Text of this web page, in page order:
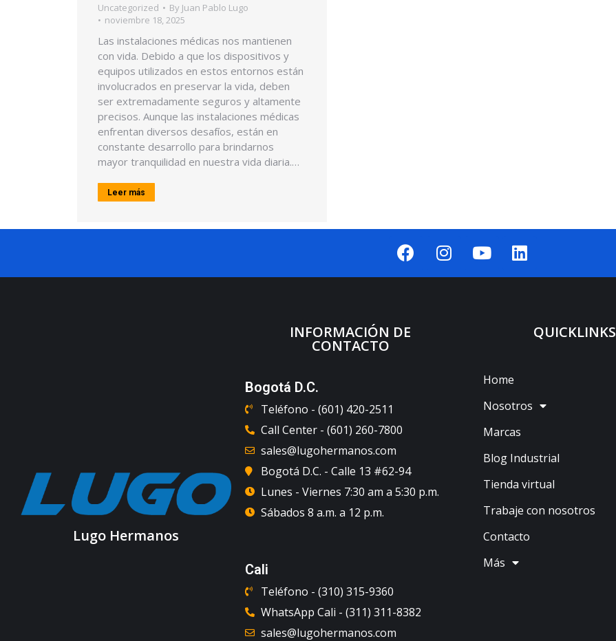
Uncategorized By Juan Pablo Lugo
noviembre 18, 2025
Las instalaciones médicas nos mantienen
con vida. Debido a que los dispositivos y
equipos utilizados en estos entornos están
involucrados en preservar la vida, deben
ser extremadamente seguros y altamente
precisos. Aunque las instalaciones médicas
enfrentan diversos desafíos, están en
constante desarrollo para brindarnos
mayor tranquilidad en nuestra vida diaria.…
Leer más
Lugo Hermanos
INFORMACIÓN DE
CONTACTO
Bogotá D.C.
Teléfono - (601) 420-2511
Call Center - (601) 260-7800
sales@lugohermanos.com
Bogotá D.C. - Calle 13 #62-94
Lunes - Viernes 7:30 am a 5:30 p.m.
Sábados 8 a.m. a 12 p.m.
Cali
Teléfono - (310) 315-9360
WhatsApp Cali - (311) 311-8382
sales@lugohermanos.com
QUICKLINKS
Home
Nosotros
Marcas
Blog Industrial
Tienda virtual
Trabaje con nosotros
Contacto
Más